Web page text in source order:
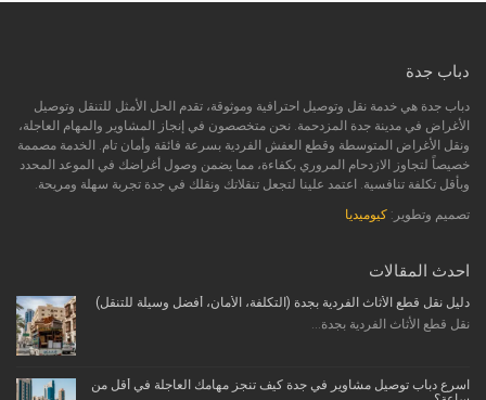
دباب جدة
دباب جدة هي خدمة نقل وتوصيل احترافية وموثوقة، تقدم الحل الأمثل للتنقل وتوصيل
الأغراض في مدينة جدة المزدحمة. نحن متخصصون في إنجاز المشاوير والمهام العاجلة،
ونقل الأغراض المتوسطة وقطع العفش الفردية بسرعة فائقة وأمان تام. الخدمة مصممة
خصيصاً لتجاوز الازدحام المروري بكفاءة، مما يضمن وصول أغراضك في الموعد المحدد
وبأقل تكلفة تنافسية. اعتمد علينا لتجعل تنقلاتك ونقلك في جدة تجربة سهلة ومريحة.
تصميم وتطوير: كيوميديا
احدث المقالات
دليل نقل قطع الأثاث الفردية بجدة (التكلفة، الأمان، أفضل وسيلة للتنقل)
نقل قطع الأثاث الفردية بجدة...
اسرع دباب توصيل مشاوير في جدة كيف تنجز مهامك العاجلة في أقل من